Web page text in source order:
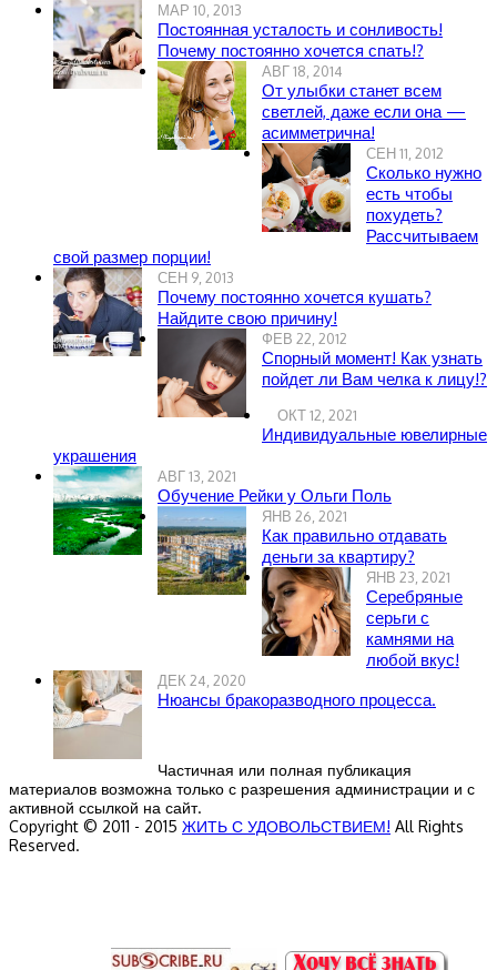
МАР 10, 2013
Постоянная усталость и сонливость!
Почему постоянно хочется спать!?
АВГ 18, 2014
От улыбки станет всем
светлей, даже если она —
асимметрична!
СЕН 11, 2012
Сколько нужно
есть чтобы
похудеть?
Рассчитываем
свой размер порции!
СЕН 9, 2013
Почему постоянно хочется кушать?
Найдите свою причину!
ФЕВ 22, 2012
Спорный момент! Как узнать
пойдет ли Вам челка к лицу!?
ОКТ 12, 2021
Индивидуальные ювелирные
украшения
АВГ 13, 2021
Обучение Рейки у Ольги Поль
ЯНВ 26, 2021
Как правильно отдавать
деньги за квартиру?
ЯНВ 23, 2021
Серебряные
серьги с
камнями на
любой вкус!
ДЕК 24, 2020
Нюансы бракоразводного процесса.
Частичная или полная публикация
материалов возможна только с разрешения администрации и с
активной ссылкой на сайт.
Copyright © 2011 - 2015 ЖИТЬ С УДОВОЛЬСТВИЕМ! All Rights
Reserved.